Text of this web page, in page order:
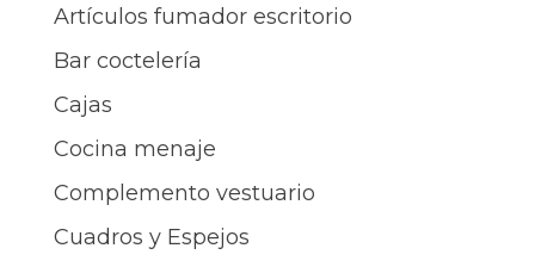
Artículos fumador escritorio
Bar coctelería
Cajas
Cocina menaje
Complemento vestuario
Cuadros y Espejos